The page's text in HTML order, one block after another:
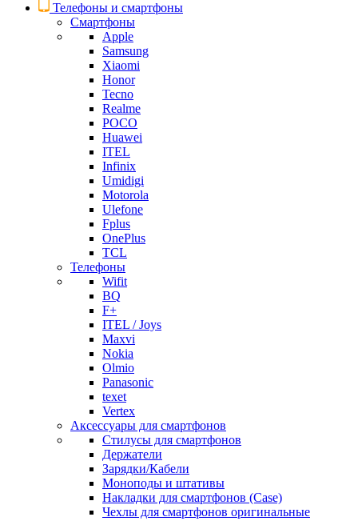
Телефоны и смартфоны
Смартфоны
Apple
Samsung
Xiaomi
Honor
Tecno
Realme
POCO
Huawei
ITEL
Infinix
Umidigi
Motorola
Ulefone
Fplus
OnePlus
TCL
Телефоны
Wifit
BQ
F+
ITEL / Joys
Maxvi
Nokia
Olmio
Panasonic
texet
Vertex
Аксессуары для смартфонов
Стилусы для смартфонов
Держатели
Зарядки/Кабели
Моноподы и штативы
Накладки для смартфонов (Case)
Чехлы для смартфонов оригинальные